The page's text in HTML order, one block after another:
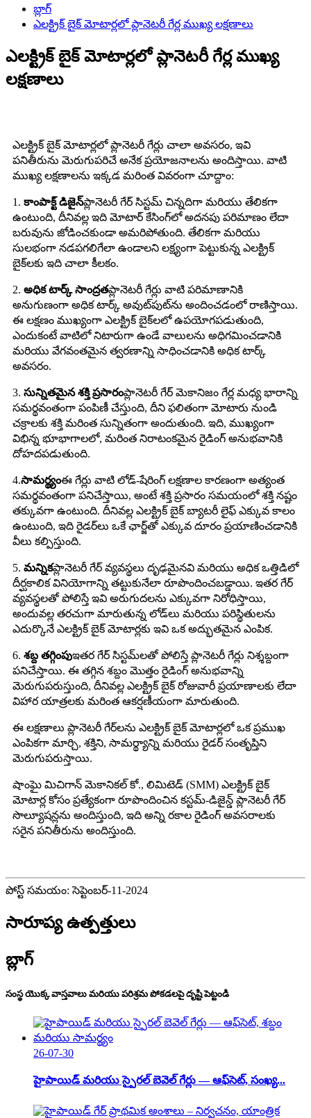
బ్లాగ్
ఎలక్ట్రిక్ బైక్ మోటార్లలో ప్లానెటరీ గేర్ల ముఖ్య లక్షణాలు
ఎలక్ట్రిక్ బైక్ మోటార్లలో ప్లానెటరీ గేర్ల ముఖ్య
లక్షణాలు
ఎలక్ట్రిక్ బైక్ మోటార్లలో ప్లానెటరీ గేర్లు చాలా అవసరం, ఇవి
పనితీరును మెరుగుపరిచే అనేక ప్రయోజనాలను అందిస్తాయి. వాటి
ముఖ్య లక్షణాలను ఇక్కడ మరింత వివరంగా చూద్దాం:
1. కాంపాక్ట్ డిజైన్ప్లానెటరీ గేర్ సిస్టమ్ చిన్నదిగా మరియు తేలికగా
ఉంటుంది, దీనివల్ల ఇది మోటార్ కేసింగ్‌లో అదనపు పరిమాణం లేదా
బరువును జోడించకుండా అమరిపోతుంది. తేలికగా మరియు
సులభంగా నడపగలిగేలా ఉండాలని లక్ష్యంగా పెట్టుకున్న ఎలక్ట్రిక్
బైక్‌లకు ఇది చాలా కీలకం.
2. అధిక టార్క్ సాంద్రతప్లానెటరీ గేర్లు వాటి పరిమాణానికి
అనుగుణంగా అధిక టార్క్ అవుట్‌పుట్‌ను అందించడంలో రాణిస్తాయి.
ఈ లక్షణం ముఖ్యంగా ఎలక్ట్రిక్ బైక్‌లలో ఉపయోగపడుతుంది,
ఎందుకంటే వాటిలో నిటారుగా ఉండే వాలులను అధిగమించడానికి
మరియు వేగవంతమైన త్వరణాన్ని సాధించడానికి అధిక టార్క్
అవసరం.
3. సున్నితమైన శక్తి ప్రసారంప్లానెటరీ గేర్ మెకానిజం గేర్ల మధ్య భారాన్ని
సమర్థవంతంగా పంపిణీ చేస్తుంది, దీని ఫలితంగా మోటారు నుండి
చక్రాలకు శక్తి మరింత సున్నితంగా అందుతుంది. ఇది, ముఖ్యంగా
విభిన్న భూభాగాలలో, మరింత నిరాటంకమైన రైడింగ్ అనుభవానికి
దోహదపడుతుంది.
4.సామర్థ్యంఈ గేర్లు వాటి లోడ్-షేరింగ్ లక్షణాల కారణంగా అత్యంత
సమర్థవంతంగా పనిచేస్తాయి, అంటే శక్తి ప్రసారం సమయంలో శక్తి నష్టం
తక్కువగా ఉంటుంది. దీనివల్ల ఎలక్ట్రిక్ బైక్ బ్యాటరీ లైఫ్ ఎక్కువ కాలం
ఉంటుంది, ఇది రైడర్‌లు ఒకే ఛార్జ్‌తో ఎక్కువ దూరం ప్రయాణించడానికి
వీలు కల్పిస్తుంది.
5. మన్నికప్లానెటరీ గేర్ వ్యవస్థలు దృఢమైనవి మరియు అధిక ఒత్తిడిలో
దీర్ఘకాలిక వినియోగాన్ని తట్టుకునేలా రూపొందించబడ్డాయి. ఇతర గేర్
వ్యవస్థలతో పోలిస్తే ఇవి అరుగుదలను ఎక్కువగా నిరోధిస్తాయి,
అందువల్ల తరచుగా మారుతున్న లోడ్‌లు మరియు పరిస్థితులను
ఎదుర్కొనే ఎలక్ట్రిక్ బైక్ మోటార్లకు ఇవి ఒక అద్భుతమైన ఎంపిక.
6. శబ్ద తగ్గింపుఇతర గేర్ సిస్టమ్‌లతో పోలిస్తే ప్లానెటరీ గేర్లు నిశ్శబ్దంగా
పనిచేస్తాయి. ఈ తగ్గిన శబ్దం మొత్తం రైడింగ్ అనుభవాన్ని
మెరుగుపరుస్తుంది, దీనివల్ల ఎలక్ట్రిక్ బైక్ రోజువారీ ప్రయాణాలకు లేదా
విహార యాత్రలకు మరింత ఆకర్షణీయంగా మారుతుంది.
ఈ లక్షణాలు ప్లానెటరీ గేర్‌లను ఎలక్ట్రిక్ బైక్ మోటార్లలో ఒక ప్రముఖ
ఎంపికగా మార్చి, శక్తిని, సామర్థ్యాన్ని మరియు రైడర్ సంతృప్తిని
మెరుగుపరుస్తాయి.
షాంఘై మిచిగాన్ మెకానికల్ కో., లిమిటెడ్ (SMM) ఎలక్ట్రిక్ బైక్
మోటార్ల కోసం ప్రత్యేకంగా రూపొందించిన కస్టమ్-డిజైన్డ్ ప్లానెటరీ గేర్
సొల్యూషన్లను అందిస్తుంది, ఇది అన్ని రకాల రైడింగ్ అవసరాలకు
సరైన పనితీరును అందిస్తుంది.
పోస్ట్ సమయం: సెప్టెంబర్-11-2024
సారూప్య ఉత్పత్తులు
బ్లాగ్
సంస్థ యొక్క వాస్తవాలు మరియు పరిశ్రమ పోకడలపై దృష్టి పెట్టండి
26-07-30
హైపాయిడ్ మరియు స్పైరల్ బెవెల్ గేర్లు — ఆఫ్‌సెట్, సంఖ్య...